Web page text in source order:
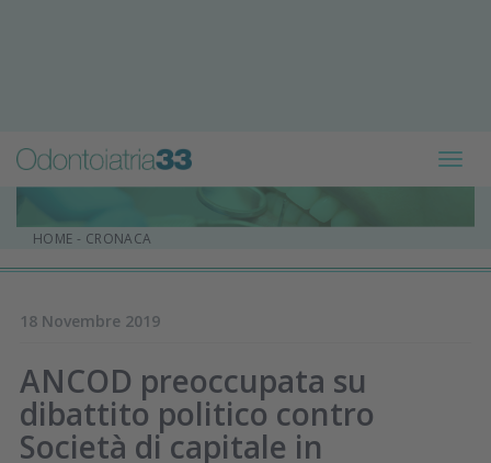
HOME - CRONACA
18 Novembre 2019
ANCOD preoccupata su
dibattito politico contro
Società di capitale in